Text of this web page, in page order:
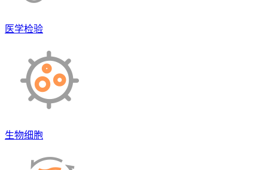
医学检验
生物细胞